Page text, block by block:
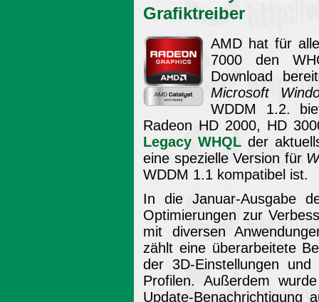
Grafiktreiber
AMD hat für
7000 den
Download
Microsoft
WDDM 1.2.
Radeon HD 2000, HD
Legacy WHQLder
eine spezielle Version für
WDDM 1.1 kompatibel ist.
In die Januar-Ausgabe
Optimierungen zur
mit diversen
zählt eine überarbeitete
der 3D-Einstellungen
Profilen. Außerdem
Update-Benachrichtigung